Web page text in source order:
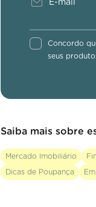
Concordo
seus
Saiba mais sobre
Mercado Imobiliário
Dicas de Poupança